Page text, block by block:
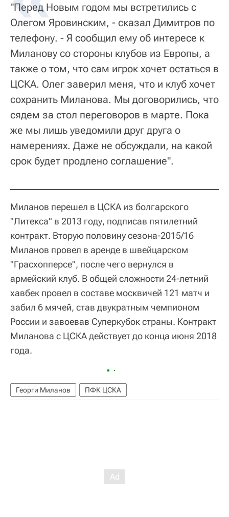
"Перед Новым годом мы встретились с
Олегом Яровинским, - сказал Димитров по
телефону. - Я сообщил ему об интересе к
Миланову со стороны клубов из Европы, а
также о том, что сам игрок хочет остаться в
ЦСКА. Олег заверил меня, что и клуб хочет
сохранить Миланова. Мы договорились, что
сядем за стол переговоров в марте. Пока
же мы лишь уведомили друг друга о
намерениях. Даже не обсуждали, на какой
срок будет продлено соглашение".
Миланов перешел в ЦСКА из болгарского
"Литекса" в 2013 году, подписав пятилетний
контракт. Вторую половину сезона-2015/16
Миланов провел в аренде в швейцарском
"Грасхопперсе", после чего вернулся в
армейский клуб. В общей сложности 24-летний
хавбек провел в составе москвичей 121 матч и
забил 6 мячей, став двукратным чемпионом
России и завоевав Суперкубок страны. Контракт
Миланова с ЦСКА действует до конца июня 2018
года.
Георги Миланов ПФК ЦСКА